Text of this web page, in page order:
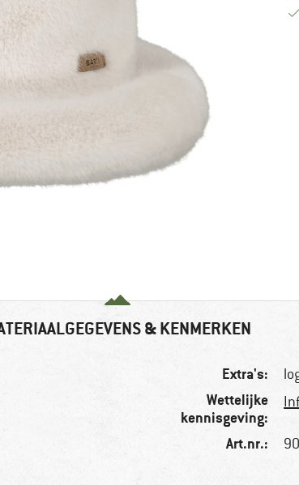
& KENMERKEN
Extra's:
Wettelijke
kennisgeving:
Art.nr.: